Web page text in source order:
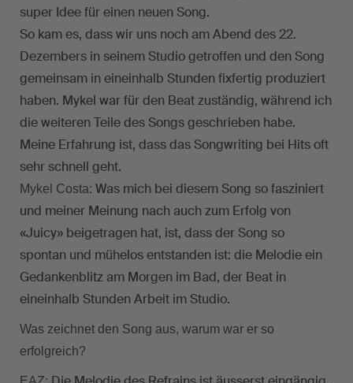
super Idee für einen neuen Song.
So kam es, dass wir uns noch am Abend des 22.
Dezembers in seinem Studio getroffen und den Song
gemeinsam in eineinhalb Stunden fixfertig produziert
haben. Mykel war für den Beat zuständig, während ich
die weiteren Teile des Songs geschrieben habe.
Meine Erfahrung ist, dass das Songwriting bei Hits oft
sehr schnell geht.
Mykel Costa: Was mich bei diesem Song so fasziniert
und meiner Meinung nach auch zum Erfolg von
«Juicy» beigetragen hat, ist, dass der Song so
spontan und mühelos entstanden ist: die Melodie ein
Gedankenblitz am Morgen im Bad, der Beat in
eineinhalb Stunden Arbeit im Studio.
Was zeichnet den Song aus, warum war er so
erfolgreich?